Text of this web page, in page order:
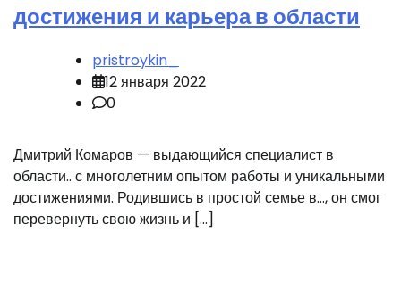
достижения и карьера в области
pristroykin_
12 января 2022
0
Дмитрий Комаров — выдающийся специалист в
области.. с многолетним опытом работы и уникальными
достижениями. Родившись в простой семье в…, он смог
перевернуть свою жизнь и […]